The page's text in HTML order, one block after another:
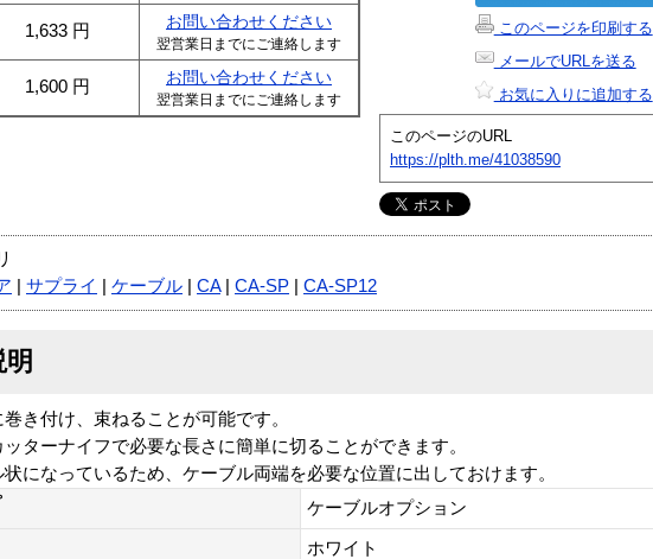
1,633 円 お問い合わせください
翌営業日までにご連絡します
1,600 円 お問い合わせください
翌営業日までにご連絡します
このページを印刷する
メールでURLを送る
お気に入りに追加する
このページのURL
https://plth.me/41038590
サプライ ケーブル CA| CA-SP CA-SP12
き付け、束ねることが可能です。
ターナイフで必要な長さに簡単に切ることができます。
になっているため、ケーブル両端を必要な位置に出しておけます。
ケーブルオプション
ホワイト